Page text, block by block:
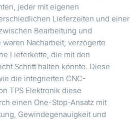
jeder mit eigenen
Lieferzeiten und einer
Bearbeitung und
Nacharbeit, verzögerte
Lieferkette, die mit den
Schritt halten konnte. Diese
die integrierten CNC-
TPS Elektronik diese
einen One-Stop-Ansatz mit
Gewindegenauigkeit und